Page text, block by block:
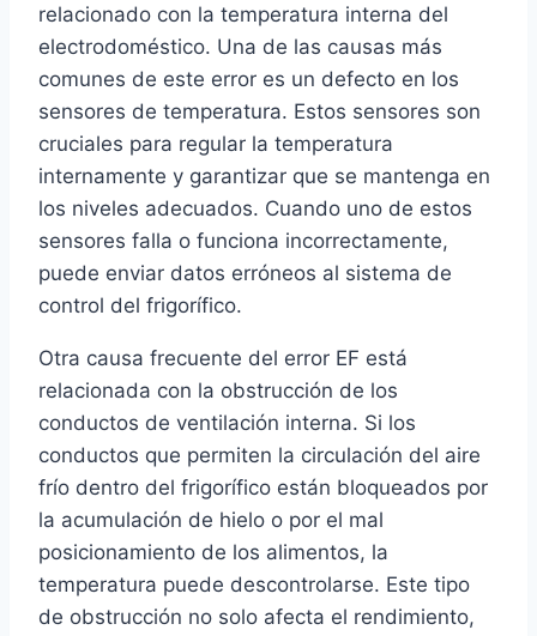
relacionado con la temperatura interna del
electrodoméstico. Una de las causas más
comunes de este error es un defecto en los
sensores de temperatura. Estos sensores son
cruciales para regular la temperatura
internamente y garantizar que se mantenga en
los niveles adecuados. Cuando uno de estos
sensores falla o funciona incorrectamente,
puede enviar datos erróneos al sistema de
control del frigorífico.
Otra causa frecuente del error EF está
relacionada con la obstrucción de los
conductos de ventilación interna. Si los
conductos que permiten la circulación del aire
frío dentro del frigorífico están bloqueados por
la acumulación de hielo o por el mal
posicionamiento de los alimentos, la
temperatura puede descontrolarse. Este tipo
de obstrucción no solo afecta el rendimiento,